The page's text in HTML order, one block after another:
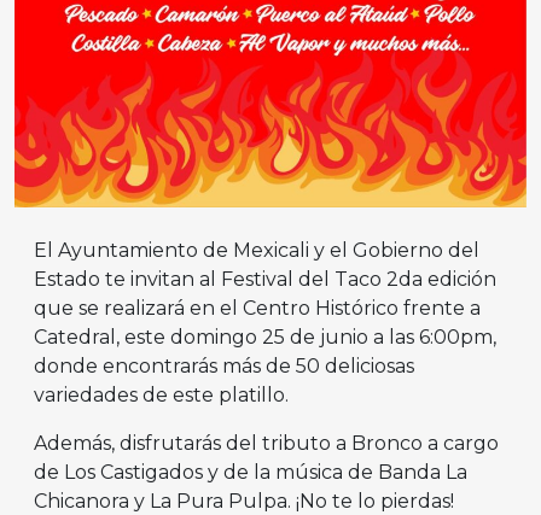
El Ayuntamiento de Mexicali y el Gobierno del
Estado te invitan al Festival del Taco 2da edición
que se realizará en el Centro Histórico frente a
Catedral, este domingo 25 de junio a las 6:00pm,
donde encontrarás más de 50 deliciosas
variedades de este platillo.
Además, disfrutarás del tributo a Bronco a cargo
de Los Castigados y de la música de Banda La
Chicanora y La Pura Pulpa. ¡No te lo pierdas!